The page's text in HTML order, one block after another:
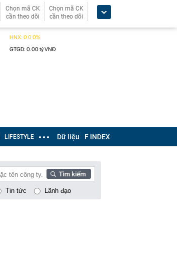
Chọn mã CK
cần theo dõi
Chọn mã CK
cần theo dõi
LIFESTYLE Dữ liệu F INDEX
Tin tức Lãnh đạo